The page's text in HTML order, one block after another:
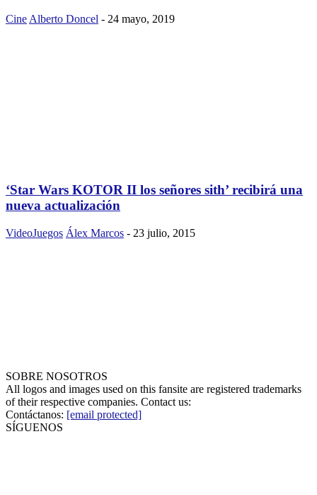
Cine Alberto Doncel - 24 mayo, 2019
‘Star Wars KOTOR II los señores sith’ recibirá una
nueva actualización
VideoJuegos Álex Marcos - 23 julio, 2015
SOBRE NOSOTROS
All logos and images used on this fansite are registered trademarks
of their respective companies. Contact us:
Contáctanos: [email protected]
SÍGUENOS